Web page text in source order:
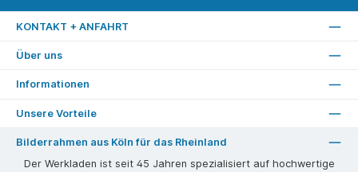
KONTAKT + ANFAHRT
Über uns
Informationen
Unsere Vorteile
Bilderrahmen aus Köln für das Rheinland
Der Werkladen ist seit 45 Jahren spezialisiert auf hochwertige